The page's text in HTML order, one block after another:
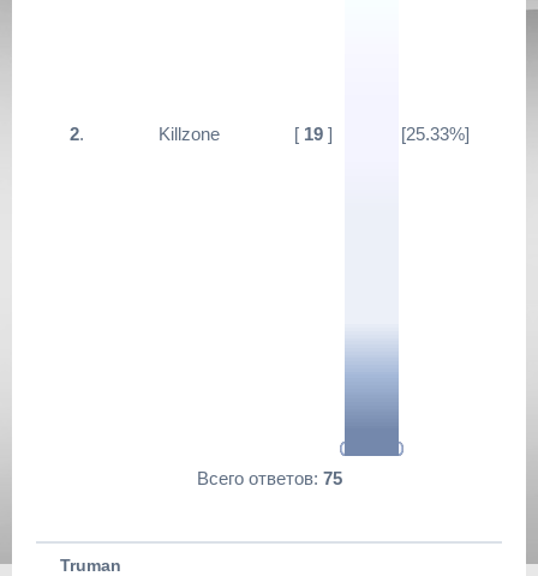
2. Killzone [ 19] [25.33%]
Всего ответов: 75
Truman